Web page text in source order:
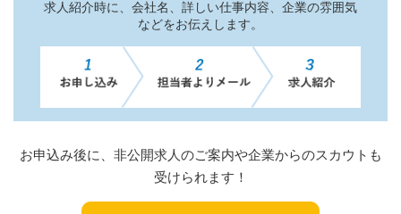
求人紹介時に、会社名、詳しい仕事内容、企業の雰囲気
などをお伝えします。
お申込み後に、非公開求人のご案内や企業からのスカウトも
受けられます！